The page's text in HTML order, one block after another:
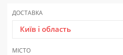
ДОСТАВКА
Київ і область
МІСТО